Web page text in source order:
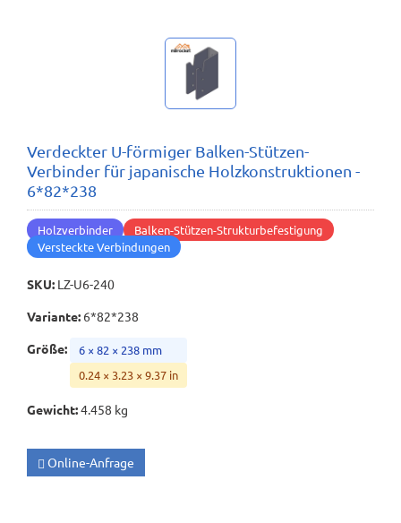
Verdeckter U-förmiger Balken-Stützen-
Verbinder für japanische Holzkonstruktionen -
6*82*238
Holzverbinder
Balken-Stützen-Strukturbefestigung
Versteckte Verbindungen
SKU: LZ-U6-240
Variante: 6*82*238
Größe:
6 × 82 × 238 mm
0.24 × 3.23 × 9.37 in
Gewicht:4.458 kg
Online-Anfrage